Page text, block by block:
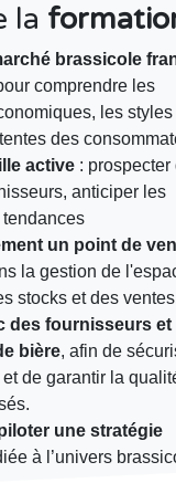
la
brassicole
comprendre les
les styles
des
active : prospecter
anticiper les
un point de
la gestion de
stocks et des
des fournisseurs et
bière, afin de
de garantir la
une stratégie
à l’univers